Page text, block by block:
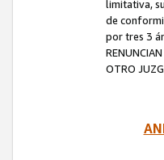
limitativa,
de
por tres 3
OTRO